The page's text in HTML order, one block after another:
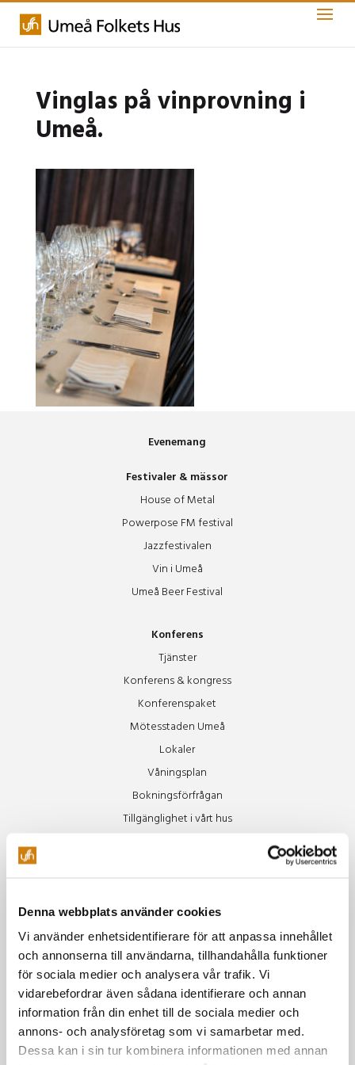
Denna webbplats använder cookies
Vi använder enhetsidentifierare för att anpassa innehållet
och annonserna till användarna, tillhandahålla funktioner
för sociala medier och analysera vår trafik. Vi
vidarebefordrar även sådana identifierare och annan
information från din enhet till de sociala medier och
annons- och analysföretag som vi samarbetar med.
Dessa kan i sin tur kombinera informationen med annan
Vinglas på vinprovning i
Umeå.
Evenemang
Festivaler & mässor
House of Metal
Powerpose FM festival
Jazzfestivalen
Vin i Umeå
Umeå Beer Festival
Konferens
Tjänster
Konferens & kongress
Konferenspaket
Mötesstaden Umeå
Lokaler
Våningsplan
Bokningsförfrågan
Tillgänglighet i vårt hus
Äpplet
Specialkost Äpplet
Freja
Vinluncher
Beer Club
Soul Train